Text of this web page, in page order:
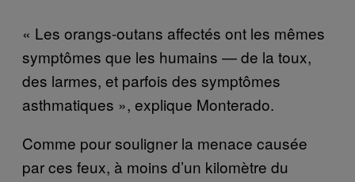
« Les orangs-outans affectés ont les mêmes
symptômes que les humains — de la toux,
des larmes, et parfois des symptômes
asthmatiques », explique Monterado.
Comme pour souligner la menace causée
par ces feux, à moins d’un kilomètre du